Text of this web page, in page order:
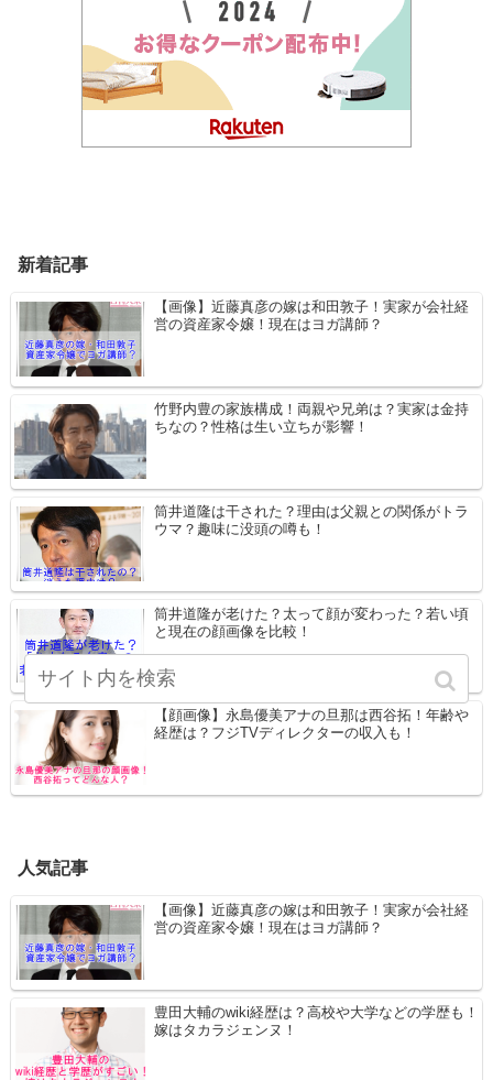
新着記事
【画像】近藤真彦の嫁は和田敦子！実家が会社経
営の資産家令嬢！現在はヨガ講師？
竹野内豊の家族構成！両親や兄弟は？実家は金持
ちなの？性格は生い立ちが影響！
筒井道隆は干された？理由は父親との関係がトラ
ウマ？趣味に没頭の噂も！
筒井道隆が老けた？太って顔が変わった？若い頃
と現在の顔画像を比較！
【顔画像】永島優美アナの旦那は西谷拓！年齢や
経歴は？フジTVディレクターの収入も！
人気記事
【画像】近藤真彦の嫁は和田敦子！実家が会社経
営の資産家令嬢！現在はヨガ講師？
豊田大輔のwiki経歴は？高校や大学などの学歴も！
嫁はタカラジェンヌ！